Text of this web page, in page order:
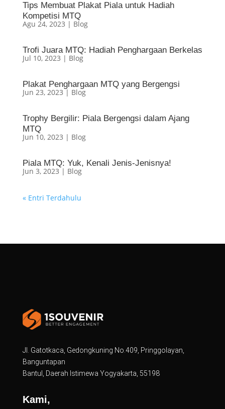
Tips Membuat Plakat Piala untuk Hadiah
Kompetisi MTQ
Agu 24, 2023 | Blog
Trofi Juara MTQ: Hadiah Penghargaan Berkelas
Jul 10, 2023 | Blog
Plakat Penghargaan MTQ yang Bergengsi
Jun 23, 2023 | Blog
Trophy Bergilir: Piala Bergengsi dalam Ajang
MTQ
Jun 10, 2023 | Blog
Piala MTQ: Yuk, Kenali Jenis-Jenisnya!
Jun 3, 2023 | Blog
« Entri Terdahulu
Jl. Gatotkaca, Gedongkuning No.409, Pringgolayan,
Banguntapan
Bantul, Daerah Istimewa Yogyakarta, 55198
Kami,